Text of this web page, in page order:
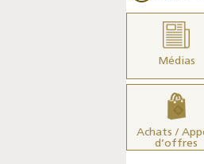
Médias
Achats /
d’offres